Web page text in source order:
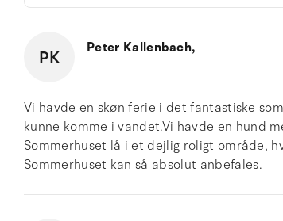
PK Peter Kallenbach,
Vi havde en skøn ferie i det fantastiske
kunne komme i vandet.Vi havde en hund
Sommerhuset lå i et dejlig roligt område,
Sommerhuset kan så absolut anbefales.